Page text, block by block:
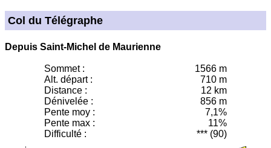
Col du Télégraphe
Depuis Saint-Michel de Maurienne
Sommet :
Alt. départ :
Distance :
Dénivelée :
1566 m
710 m
12 km
856 m
Pente moy:
Pente max :
Difficulté :
7,1%
11%
*** (90)